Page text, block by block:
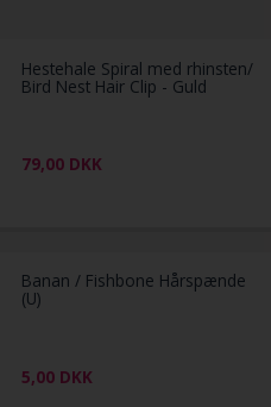
Hestehale Spiral med rhinsten/
Bird Nest Hair Clip - Guld
79,00 DKK
Banan / Fishbone Hårspænde
(U)
5,00 DKK